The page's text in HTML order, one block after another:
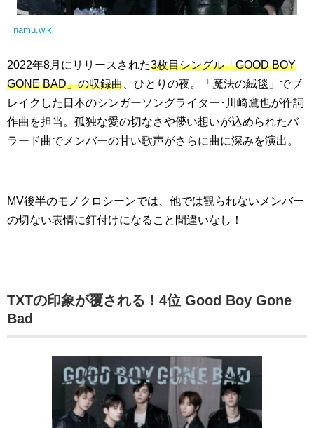
namu.wiki
2022年8月にリリースされた3枚目シングル「GOOD BOY
GONE BAD」の収録曲 、ひとりの夜。「魔法の絨毯」でブ
レイクした日本のシンガーソングライター･川崎鷹也が作詞
作曲を担当。孤独な愛の切なさや儚い想いが込められたバ
ラード曲でメンバーの甘い歌声がさらに曲に深みを演出。
MV後半のモノクロシーンでは、他では観られないメンバー
の切ない表情に釘付けになること間違いなし！
TXTの印象が覆される！4位 Good Boy Gone
Bad